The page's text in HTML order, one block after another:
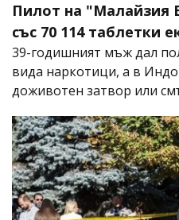
Пилот на "Малайзия
със 70 114 таблетки
39-годишният мъж дал
вида наркотици, а в
доживотен затвор или